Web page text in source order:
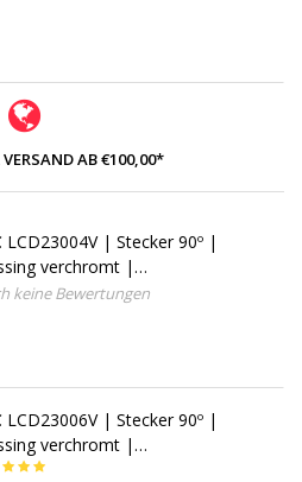
VERSAND AB €100,00*
LCD23004V | Stecker 90º |
verchromt |
6 - 7 mm
keine Bewertungen
LCD23006V | Stecker 90º |
verchromt |
8 - 10 mm